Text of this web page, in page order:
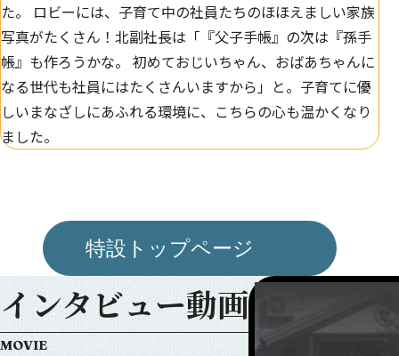
た。 ロビーには、子育て中の社員たちのほほえましい家族
写真がたくさん！北副社長は「『父子手帳』の次は『孫手
帳』も作ろうかな。 初めておじいちゃん、おばあちゃんに
なる世代も社員にはたくさんいますから」と。子育てに優
しいまなざしにあふれる環境に、こちらの心も温かくなり
ました。
特設トップページ
インタビュー動画
MOVIE